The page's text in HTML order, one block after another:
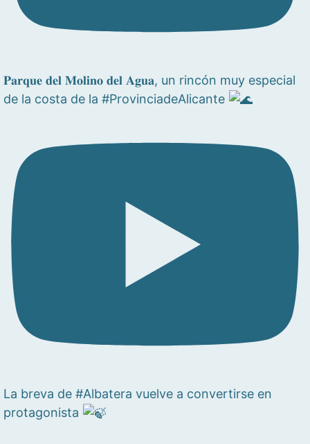
𝐏𝐚𝐫𝐪𝐮𝐞 𝐝𝐞𝐥 𝐌𝐨𝐥𝐢𝐧𝐨 𝐝𝐞𝐥 𝐀𝐠𝐮𝐚, un rincón muy especial
de la costa de la #ProvinciadeAlicante
La breva de #Albatera vuelve a convertirse en
protagonista